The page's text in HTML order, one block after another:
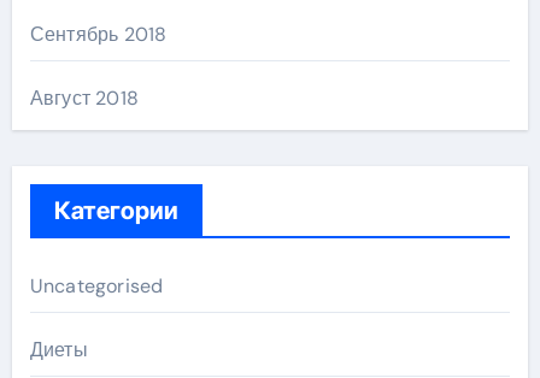
Сентябрь 2018
Август 2018
Категории
Uncategorised
Диеты